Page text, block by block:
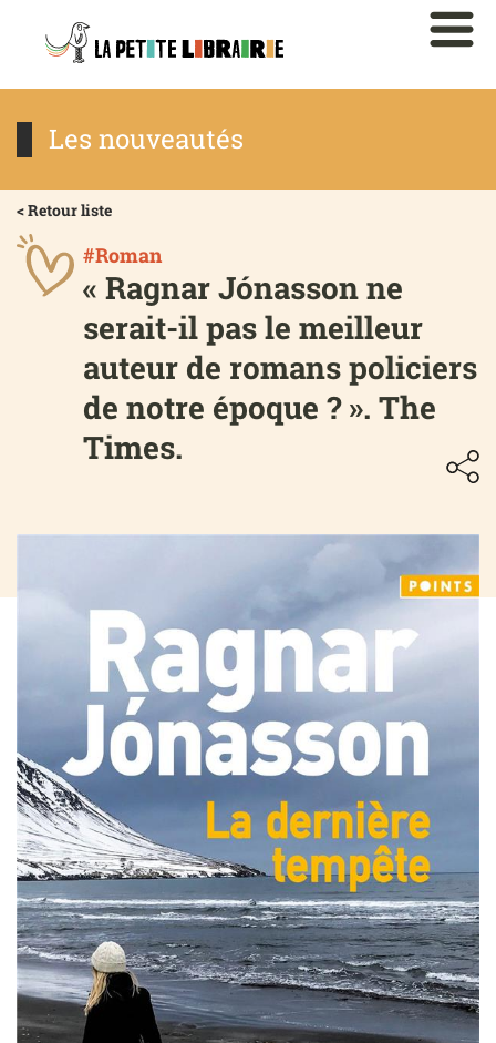
Les nouveautés
< Retour liste
#Roman
« Ragnar Jónasson ne
serait-il pas le meilleur
auteur de romans policiers
de notre époque ? ». The
Times.